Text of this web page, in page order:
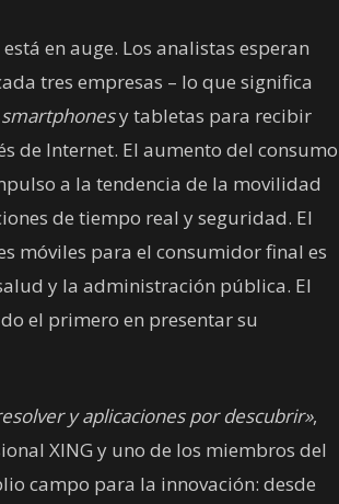
en auge. Los analistas esperan
tres empresas – lo que significa
smartphonesy tabletas para recibir
de Internet. El aumento del consumo
a la tendencia de la movilidad
de tiempo real y seguridad. El
móviles para el consumidor final es
y la administración pública. El
el primero en presentar su
y aplicaciones por descubrir»,
XING y uno de los miembros del
campo para la innovación: desde